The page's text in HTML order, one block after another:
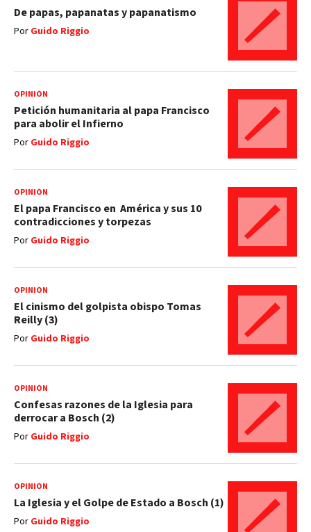
De papas, papanatas y papanatismo
Por Guido Riggio
OPINIÓN
Petición humanitaria al papa Francisco
para abolir el Infierno
Por Guido Riggio
OPINIÓN
El papa Francisco en América y sus 10
contradicciones y torpezas
Por Guido Riggio
OPINIÓN
El cinismo del golpista obispo Tomas
Reilly (3)
Por Guido Riggio
OPINIÓN
Confesas razones de la Iglesia para
derrocar a Bosch (2)
Por Guido Riggio
OPINIÓN
La Iglesia y el Golpe de Estado a Bosch (1)
Por Guido Riggio